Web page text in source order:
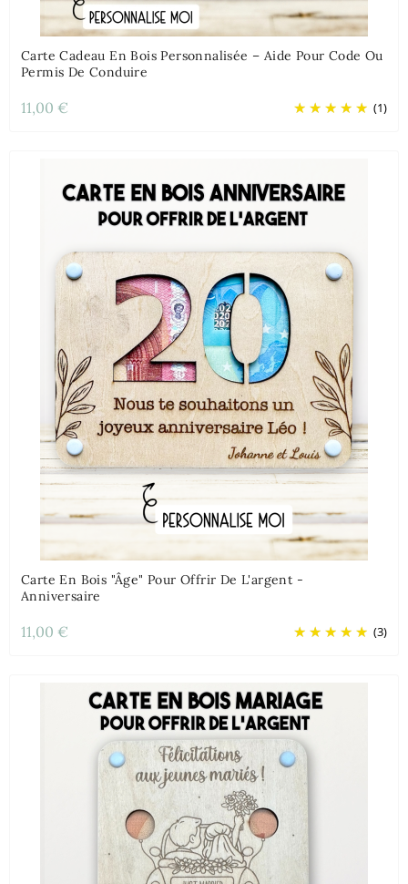
Carte Cadeau En Bois Personnalisée – Aide Pour Code Ou
Permis De Conduire
(1)
11,00 €
Carte En Bois "âge" Pour Offrir De L'argent -
Anniversaire
(3)
11,00 €